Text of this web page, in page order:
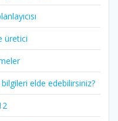
üretici
elde edebilirsiniz?